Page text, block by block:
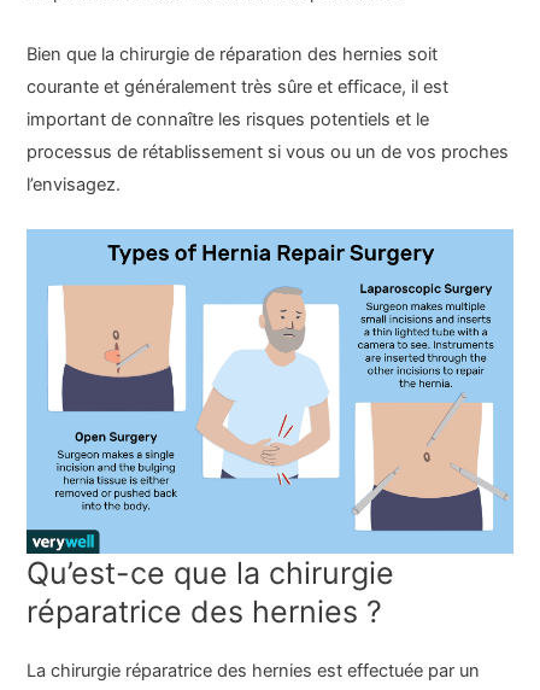
Bien que la chirurgie de réparation des hernies soit
courante et généralement très sûre et efficace, il est
important de connaître les risques potentiels et le
processus de rétablissement si vous ou un de vos proches
l’envisagez.
Qu’est-ce que la chirurgie
réparatrice des hernies ?
La chirurgie réparatrice des hernies est effectuée par un